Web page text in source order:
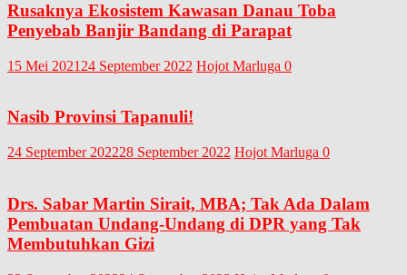
Rusaknya Ekosistem Kawasan Danau Toba
Penyebab Banjir Bandang di Parapat
15 Mei 2021 24 September 2022 Hojot Marluga 0
Nasib Provinsi Tapanuli!
24 September 202228 September 2022 Hojot Marluga 0
Drs. Sabar Martin Sirait, MBA; Tak Ada Dalam
Pembuatan Undang-Undang di DPR yang Tak
Membutuhkan Gizi